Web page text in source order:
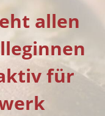
allen
für